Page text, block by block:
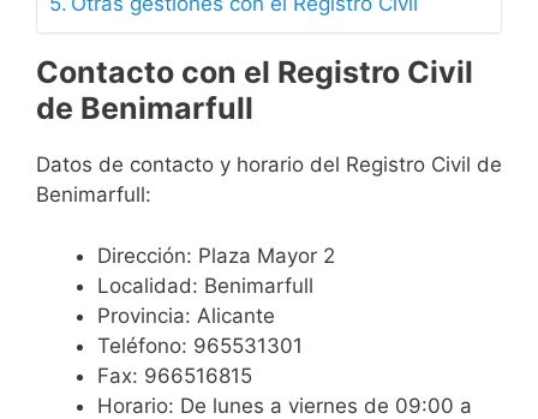
Contacto con el Registro Civil
de Benimarfull
Datos de contacto y horario del Registro Civil de
Benimarfull:
Dirección: Plaza Mayor 2
Localidad: Benimarfull
Provincia: Alicante
Teléfono: 965531301
Fax: 966516815
Horario: De lunes a viernes de 09:00 a